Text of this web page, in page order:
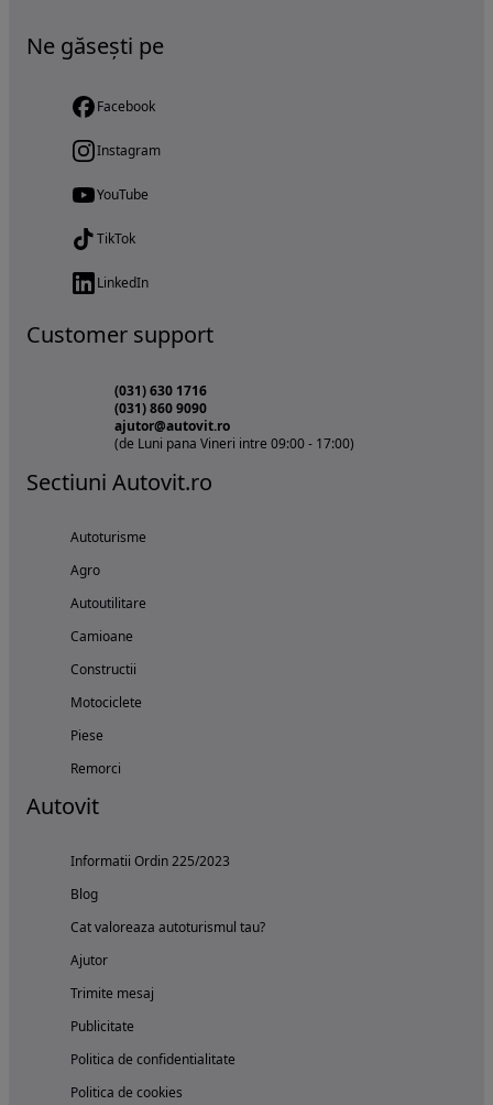
Ne găsești pe
Facebook
Instagram
YouTube
TikTok
LinkedIn
Customer support
(031) 630 1716
(031) 860 9090
ajutor@autovit.ro
(de Luni pana Vineri intre 09:00 - 17:00)
Sectiuni Autovit.ro
Autoturisme
Agro
Autoutilitare
Camioane
Constructii
Motociclete
Piese
Remorci
Autovit
Informatii Ordin 225/2023
Blog
Cat valoreaza autoturismul tau?
Ajutor
Trimite mesaj
Publicitate
Politica de confidentialitate
Politica de cookies